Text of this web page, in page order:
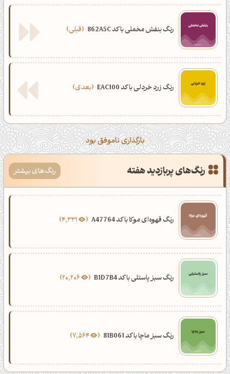
رنگ بنفش مخملی با کد 862A5C قبلی
رنگ زرد خردلی با کد EAC100 بعدی
بارگذاری ناموفق بود
رنگ‌های پربازدید هفته رنگ‌های بیشتر
رنگ قهوه‌ای موکا با کد A47764
رنگ سبز پاستلی با کد B1D7B4
رنگ سبز ماچا با کد 81B061 7,564